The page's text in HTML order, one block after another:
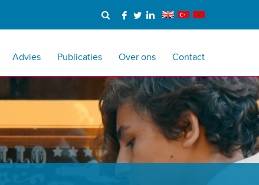
Advies Publicaties Over ons Contact